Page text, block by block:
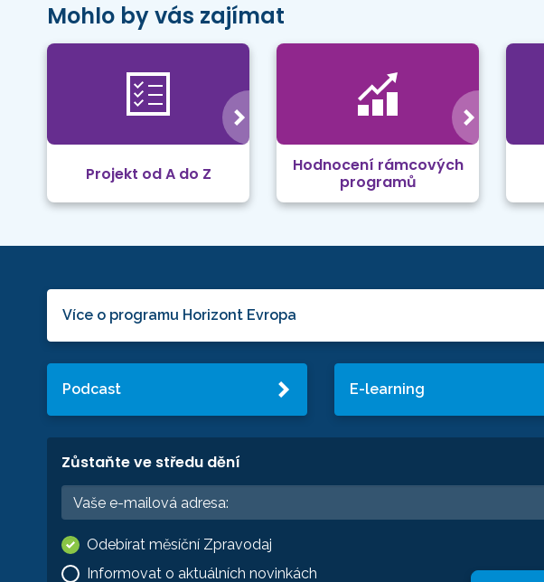
Mohlo by vás zajímat
Projekt od A do Z
Hodnocení rámcových
programů
Více o programu Horizont Evropa
Podcast E-learning
Zůstaňte ve středu dění
Odebírat měsíční Zpravodaj
Informovat o aktuálních novinkách